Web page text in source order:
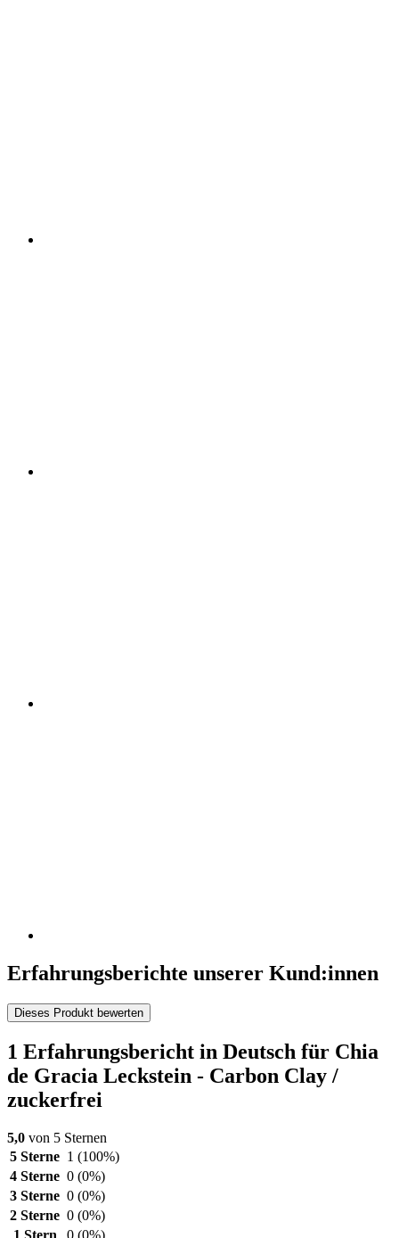
Erfahrungsberichte unserer Kund:innen
Dieses Produkt bewerten
1 Erfahrungsbericht in Deutsch für Chia
de Gracia Leckstein - Carbon Clay /
zuckerfrei
5,0 von 5 Sternen
5 Sterne 1 (100%)
4 Sterne 0 (0%)
3 Sterne 0 (0%)
2 Sterne 0 (0%)
1 Stern
0 (0%)